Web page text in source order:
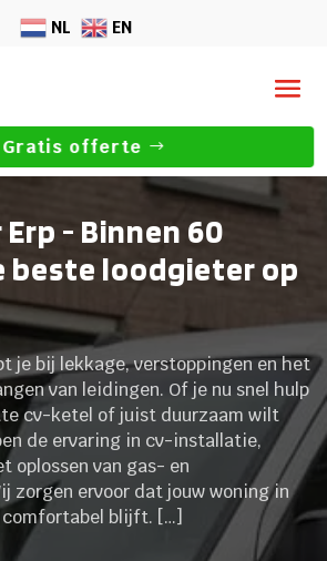
NL EN
Gratis offerte
- Binnen 60
beste loodgieter op
je bij lekkage, verstoppingen en het
van leidingen. Of je nu snel hulp
cv-ketel of juist duurzaam wilt
de ervaring in cv-installatie,
oplossen van gas- en
zorgen ervoor dat jouw woning in
comfortabel blijft. […]